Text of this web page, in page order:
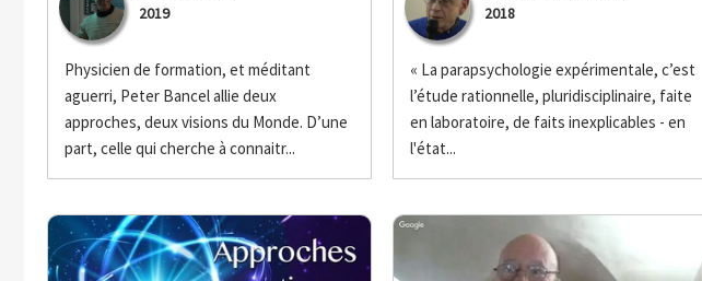
2019
Physicien de formation, et méditant
aguerri, Peter Bancel allie deux
approches, deux visions du Monde. D’une
part, celle qui cherche à connaitr...
2018
« La parapsychologie expérimentale, c’est
l’étude rationnelle, pluridisciplinaire, faite
en laboratoire, de faits inexplicables - en
l'état...